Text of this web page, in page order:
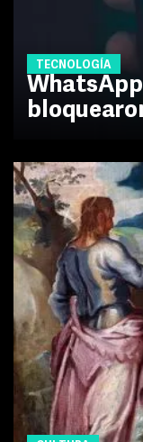
TECNOLOGÍA